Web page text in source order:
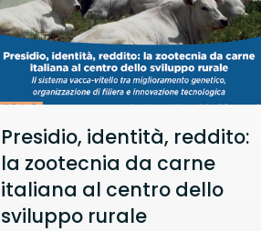
Presidio, identità, reddito:
la zootecnia da carne
italiana al centro dello
sviluppo rurale